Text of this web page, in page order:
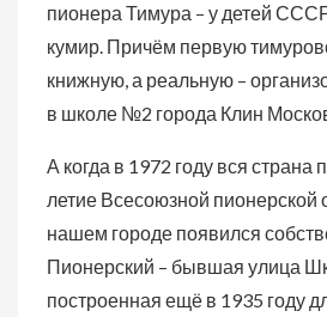
пионера Тимура – у детей
кумир. Причём первую
книжную, а реальную –
в школе №2 города Клин
А когда в 1972 году вся страна
летие Всесоюзной пионерской
нашем городе появился
Пионерский – бывшая улица
построенная ещё в 1935 году